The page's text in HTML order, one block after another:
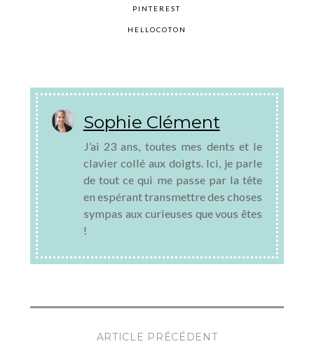
PINTEREST
HELLOCOTON
Sophie Clément
J’ai 23 ans, toutes mes dents et le
clavier collé aux doigts. Ici, je parle
de tout ce qui me passe par la tête
en espérant transmettre des choses
sympas aux curieuses que vous êtes
!
ARTICLE PRÉCÉDENT